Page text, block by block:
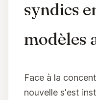
syndics
modèles
Face à la
nouvelle s'est